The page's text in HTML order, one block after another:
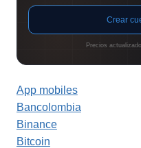
Crear
Precios
App mobiles
Bancolombia
Binance
Bitcoin